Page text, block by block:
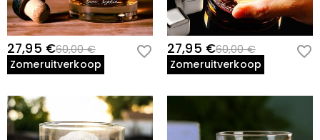
27,95 €60,00 €
Zomeruitverkoop
27,95 €60,00 €
Zomeruitverkoop